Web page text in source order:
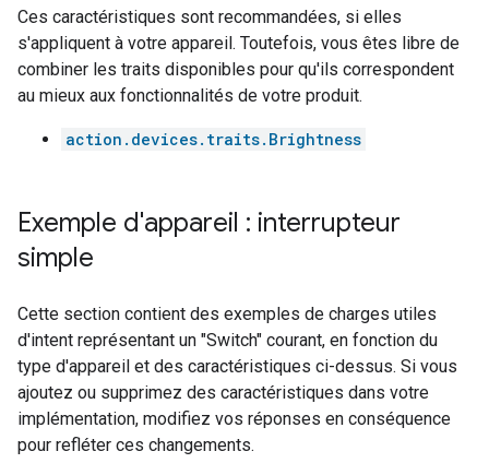
Ces caractéristiques sont recommandées, si elles
s'appliquent à votre appareil. Toutefois, vous êtes libre de
combiner les traits disponibles pour qu'ils correspondent
au mieux aux fonctionnalités de votre produit.
action.devices.traits.Brightness
Exemple d'appareil : interrupteur
simple
Cette section contient des exemples de charges utiles
d'intent représentant un "Switch" courant, en fonction du
type d'appareil et des caractéristiques ci-dessus. Si vous
ajoutez ou supprimez des caractéristiques dans votre
implémentation, modifiez vos réponses en conséquence
pour refléter ces changements.